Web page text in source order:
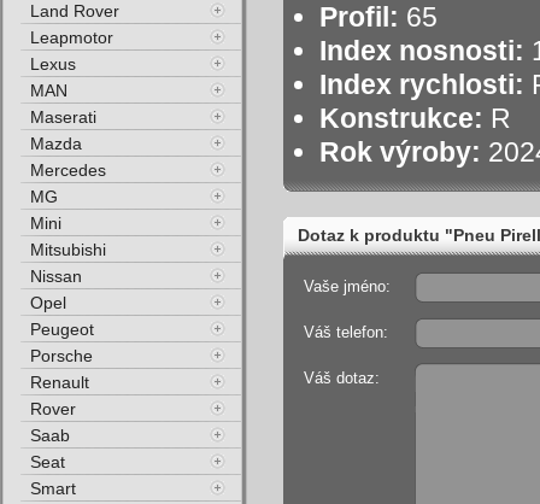
Profil: 65
Index nosnosti:
Index rychlosti:
Konstrukce: R
Rok výroby:
Dotaz k produktu "Pneu
Vaše jméno:
Váš telefon:
Váš dotaz:
Land Rover
Leapmotor
Lexus
MAN
Maserati
Mazda
Mercedes
MG
Mini
Mitsubishi
Nissan
Opel
Peugeot
Porsche
Renault
Rover
Saab
Seat
Smart